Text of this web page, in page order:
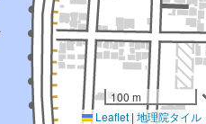
100 m
Leaflet | 地理院タイル